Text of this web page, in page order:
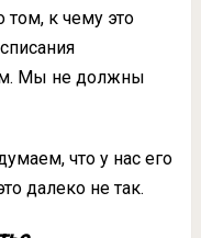
том, к чему это
Мы не должны
что у нас его
далеко не так.